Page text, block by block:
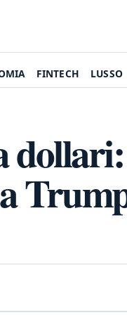
FINTECH LUSSO